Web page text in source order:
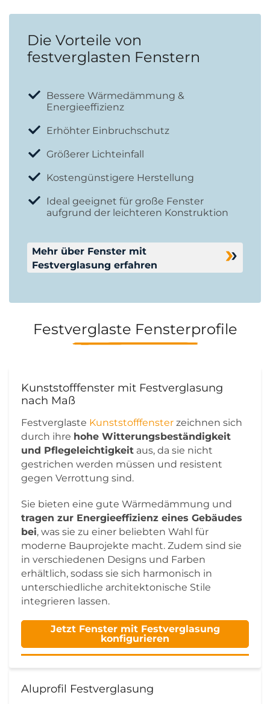
Die Vorteile von
festverglasten Fenstern
Bessere Wärmedämmung &
Energieeffizienz
Erhöhter Einbruchschutz
Größerer Lichteinfall
Kostengünstigere Herstellung
Ideal geeignet für große Fenster
aufgrund der leichteren Konstruktion
Mehr über Fenster mit
Festverglasung erfahren
Festverglaste Fensterprofile
Kunststofffenster mit Festverglasung
nach Maß
Festverglaste Kunststofffenster zeichnen sich
durch ihre hohe Witterungsbeständigkeit
und Pflegeleichtigkeit aus, da sie nicht
gestrichen werden müssen und resistent
gegen Verrottung sind.
Sie bieten eine gute Wärmedämmung und
tragen zur Energieeffizienz eines Gebäudes
bei, was sie zu einer beliebten Wahl für
moderne Bauprojekte macht. Zudem sind sie
in verschiedenen Designs und Farben
erhältlich, sodass sie sich harmonisch in
unterschiedliche architektonische Stile
integrieren lassen.
Jetzt Fenster mit Festverglasung
konfigurieren
Aluprofil Festverglasung